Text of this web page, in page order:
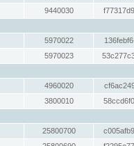
9440030
5970022
5970023
4960020
3800010
25800700